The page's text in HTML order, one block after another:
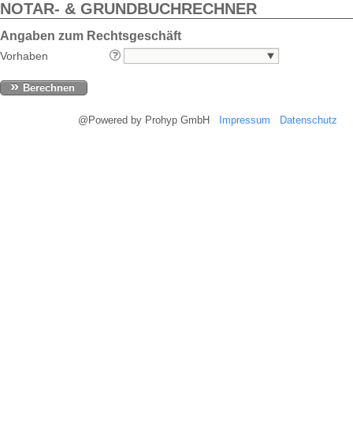
NOTAR- & GRUNDBUCHRECHNER
Angaben zum Rechtsgeschäft
Vorhaben
Berechnen
@Powered by Prohyp GmbH Impressum Datenschutz